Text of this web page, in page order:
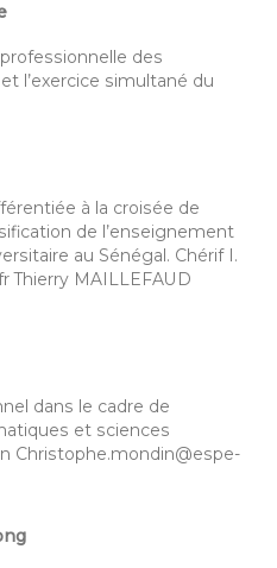
des
l’exercice simultané du
à la croisée de
de l’enseignement
au Sénégal. Chérif I.
Thierry MAILLEFAUD
dans le cadre de
et sciences
Christophe.mondin@espe-